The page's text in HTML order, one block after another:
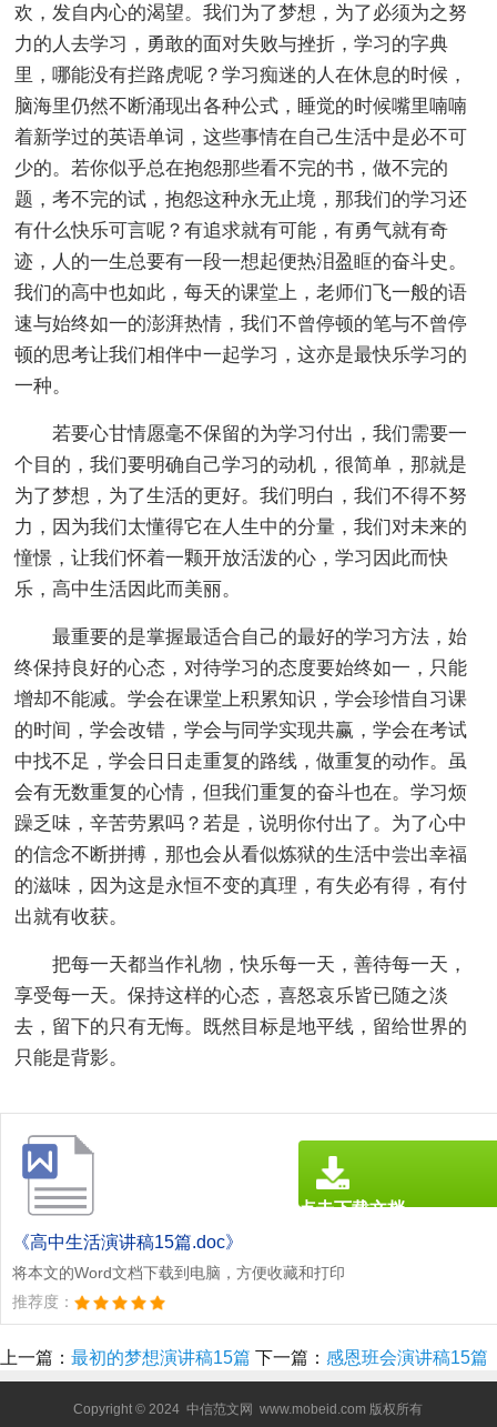
欢，发自内心的渴望。我们为了梦想，为了必须为之努
力的人去学习，勇敢的面对失败与挫折，学习的字典
里，哪能没有拦路虎呢？学习痴迷的人在休息的时候，
脑海里仍然不断涌现出各种公式，睡觉的时候嘴里喃喃
着新学过的英语单词，这些事情在自己生活中是必不可
少的。若你似乎总在抱怨那些看不完的书，做不完的
题，考不完的试，抱怨这种永无止境，那我们的学习还
有什么快乐可言呢？有追求就有可能，有勇气就有奇
迹，人的一生总要有一段一想起便热泪盈眶的奋斗史。
我们的高中也如此，每天的课堂上，老师们飞一般的语
速与始终如一的澎湃热情，我们不曾停顿的笔与不曾停
顿的思考让我们相伴中一起学习，这亦是最快乐学习的
一种。
若要心甘情愿毫不保留的为学习付出，我们需要一
个目的，我们要明确自己学习的动机，很简单，那就是
为了梦想，为了生活的更好。我们明白，我们不得不努
力，因为我们太懂得它在人生中的分量，我们对未来的
憧憬，让我们怀着一颗开放活泼的心，学习因此而快
乐，高中生活因此而美丽。
最重要的是掌握最适合自己的最好的学习方法，始
终保持良好的心态，对待学习的态度要始终如一，只能
增却不能减。学会在课堂上积累知识，学会珍惜自习课
的时间，学会改错，学会与同学实现共赢，学会在考试
中找不足，学会日日走重复的路线，做重复的动作。虽
会有无数重复的心情，但我们重复的奋斗也在。学习烦
躁乏味，辛苦劳累吗？若是，说明你付出了。为了心中
的信念不断拼搏，那也会从看似炼狱的生活中尝出幸福
的滋味，因为这是永恒不变的真理，有失必有得，有付
出就有收获。
把每一天都当作礼物，快乐每一天，善待每一天，
享受每一天。保持这样的心态，喜怒哀乐皆已随之淡
去，留下的只有无悔。既然目标是地平线，留给世界的
只能是背影。
《高中生活演讲稿15篇.doc》
将本文的Word文档下载到电脑，方便收藏和打印
推荐度：
点击下载文档
上一篇： 最初的梦想演讲稿15篇 下一篇： 感恩班会演讲稿15篇
Copyright © 2024 中信范文网 www.mobeid.com 版权所有